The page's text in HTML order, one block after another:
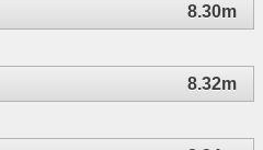
8.30m
8.32m